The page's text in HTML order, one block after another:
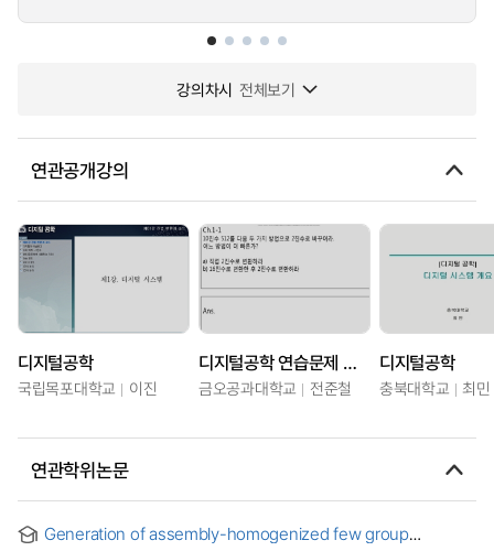
강의차시 전체보기
연관공개강의
디지털공학
국립목포대학교 이진
디지털공학 연습문제 풀이
금오공과대학교 전준철
디지털공학
충북대학교 최민
연관학위논문
Generation of assembly-homogenized few group